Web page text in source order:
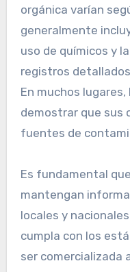
orgánica varían
generalmente
uso de químicos y
registros
En muchos
demostrar que sus
fuentes de
Es fundamental
mantengan
locales y
cumpla con los
ser comercializada